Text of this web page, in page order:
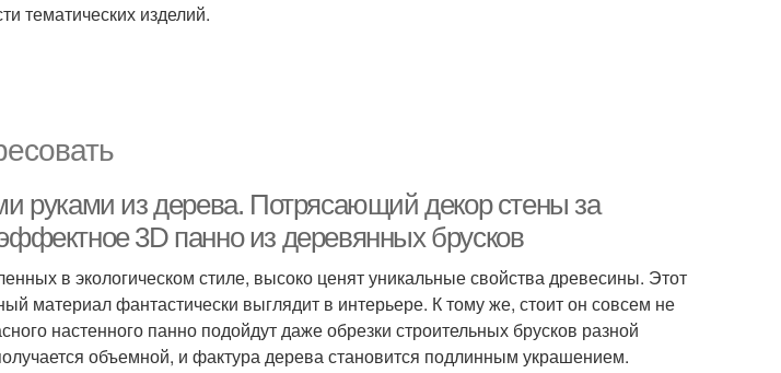
тематических изделий.
руками из дерева. Потрясающий декор стены за
3D панно из деревянных брусков
в экологическом стиле, высоко ценят уникальные свойства древесины. Этот
материал фантастически выглядит в интерьере. К тому же, стоит он совсем не
настенного панно подойдут даже обрезки строительных брусков разной
объемной, и фактура дерева становится подлинным украшением.